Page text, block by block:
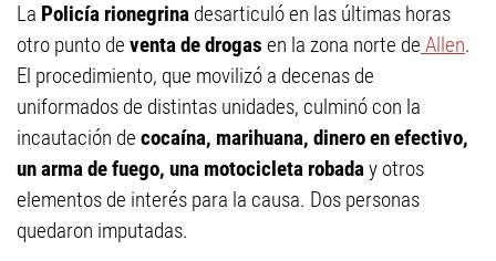
La Policía rionegrina desarticuló en las últimas horas
otro punto de venta de drogas en la zona norte de Allen.
El procedimiento, que movilizó a decenas de
uniformados de distintas unidades, culminó con la
incautación de cocaína, marihuana, dinero en efectivo,
un arma de fuego, una motocicleta robaday otros
elementos de interés para la causa. Dos personas
quedaron imputadas.